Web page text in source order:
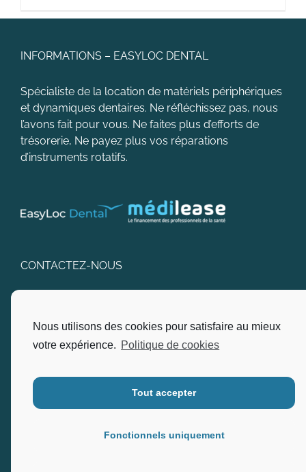
INFORMATIONS – EASYLOC DENTAL
Spécialiste de la location de matériels périphériques
et dynamiques dentaires. Ne réfléchissez pas, nous
l’avons fait pour vous. Ne faites plus d’efforts de
trésorerie, Ne payez plus vos réparations
d’instruments rotatifs.
CONTACTEZ-NOUS
Adresse : Pôle D’Excellence, 22, Via Nova Bât I2B
Ingénierie – 83600 Fréjus.
Nous utilisons des cookies pour satisfaire au mieux
votre expérience. Politique de cookies
Tout accepter
Fonctionnels uniquement